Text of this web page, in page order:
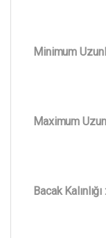
Minimum
Maximum
Bacak Kalınlığı :